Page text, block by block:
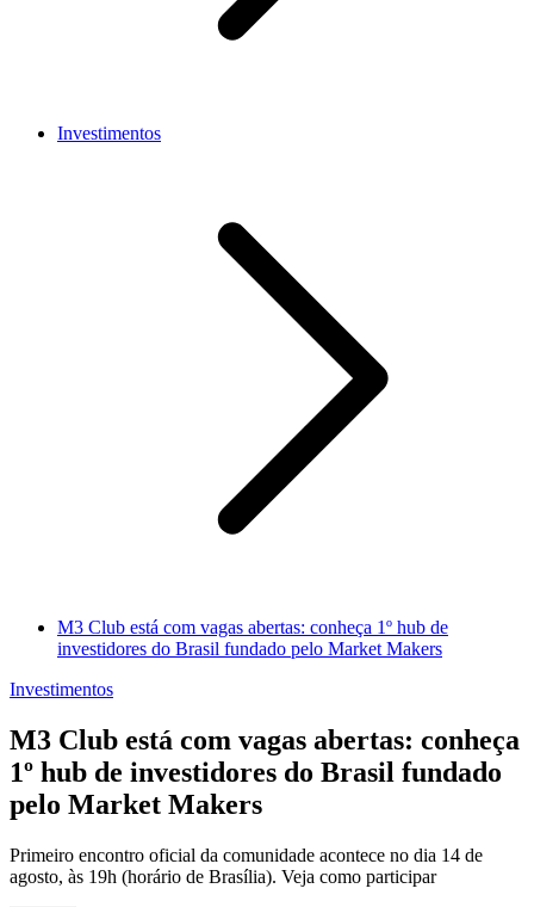
Investimentos
M3 Club está com vagas abertas: conheça 1º hub de
investidores do Brasil fundado pelo Market Makers
Investimentos
M3 Club está com vagas abertas: conheça
1º hub de investidores do Brasil fundado
pelo Market Makers
Primeiro encontro oficial da comunidade acontece no dia 14 de
agosto, às 19h (horário de Brasília). Veja como participar